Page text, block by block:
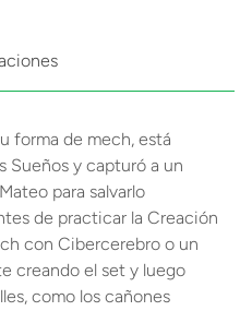
forma de mech, está
Sueños y capturó a un
para salvarlo
de practicar la Creación
con Cibercerebro o un
creando el set y luego
como los cañones